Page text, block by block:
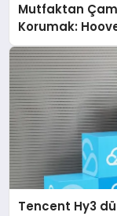
Mutfaktan
Korumak:
Destek
Tencent Hy3